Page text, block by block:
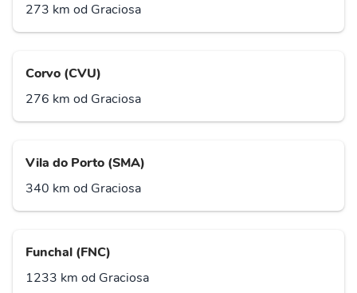
273 km od Graciosa
Corvo (CVU)
276 km od Graciosa
Vila do Porto (SMA)
340 km od Graciosa
Funchal (FNC)
1233 km od Graciosa